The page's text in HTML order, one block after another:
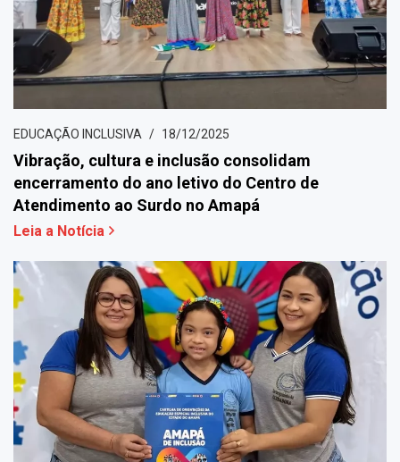
EDUCAÇÃO INCLUSIVA 18/12/2025
Vibração, cultura e inclusão consolidam
encerramento do ano letivo do Centro de
Atendimento ao Surdo no Amapá
Leia a Notícia